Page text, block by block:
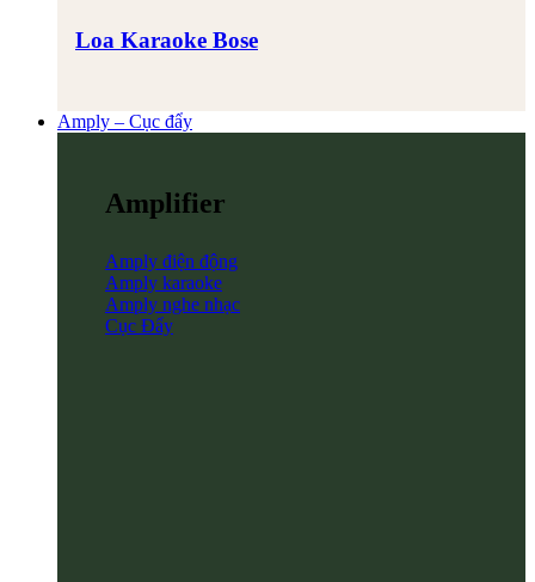
Loa Karaoke Bose
Amply – Cục đẩy
Amplifier
Amply điện động
Amply karaoke
Amply nghe nhạc
Cục Đẩy